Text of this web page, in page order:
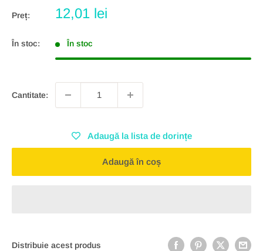
Preț:
Preț
12,01 lei
În stoc: În stoc
Cantitate:
Adaugă la lista de dorințe
Adaugă în coș
Distribuie acest produs